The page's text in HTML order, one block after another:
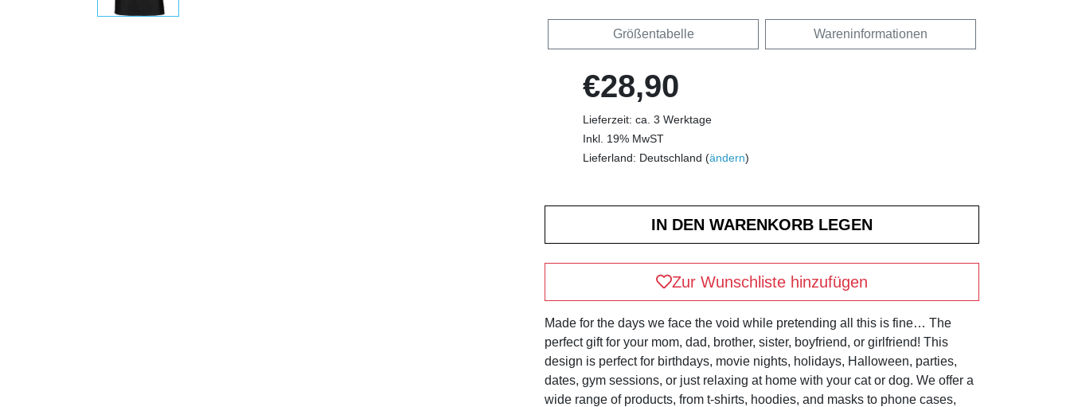
Größentabelle Wareninformationen
€28,90
Lieferzeit: ca. 3 Werktage
Inkl. 19% MwST
Lieferland: Deutschland (ändern)
Zur Wunschliste hinzufügen
Made for the days we face the void while pretending all this is fine… The
perfect gift for your mom, dad, brother, sister, boyfriend, or girlfriend! This
design is perfect for birthdays, movie nights, holidays, Halloween, parties,
dates, gym sessions, or just relaxing at home with your cat or dog. We offer a
wide range of products, from t-shirts, hoodies, and masks to phone cases,